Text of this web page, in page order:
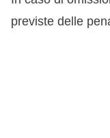
previste delle